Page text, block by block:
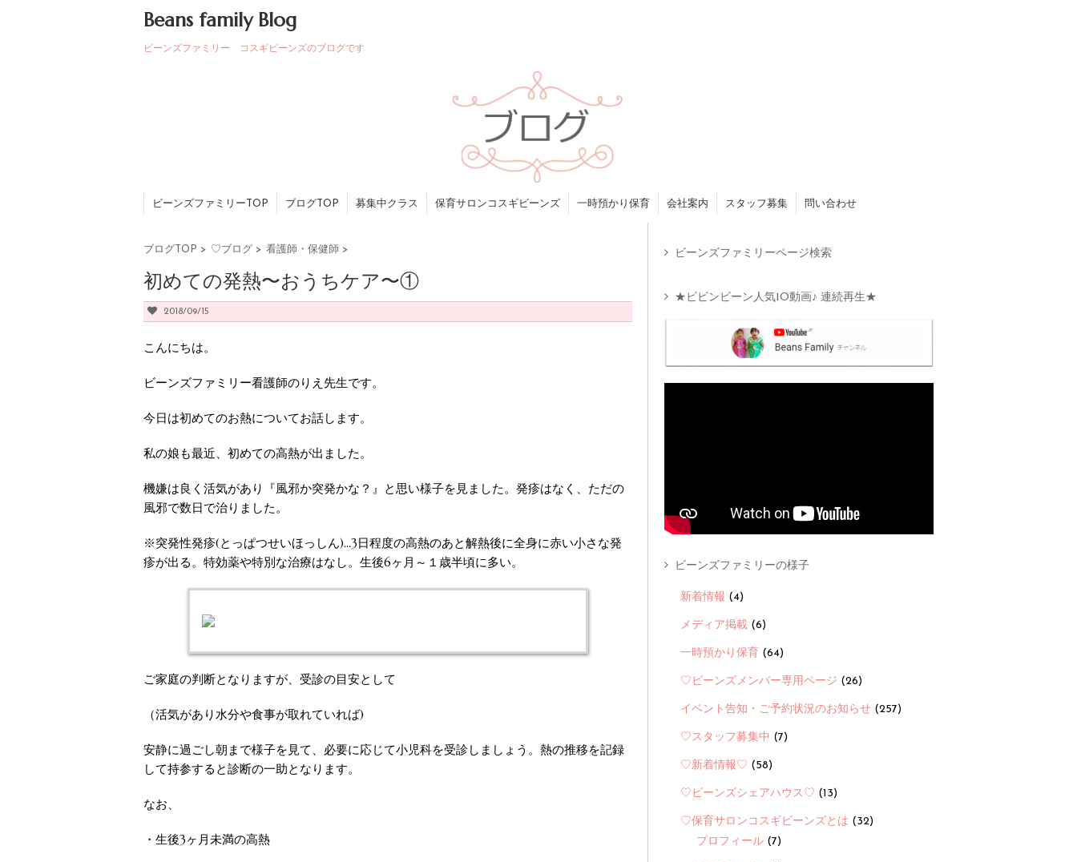
Beans family Blog
ビーンズファミリー コスギビーンズのブログです
ビーンズファミリーTOP ブログTOP 募集中クラス 保育サロンコスギビーンズ 一時預かり保育 会社案内 スタッフ募集 問い合わせ
ブログTOP > ♡ブログ > 看護師・保健師 >
初めての発熱〜おうちケア〜①
2018/09/15
こんにちは。
ビーンズファミリー看護師のりえ先生です。
今日は初めてのお熱についてお話します。
私の娘も最近、初めての高熱が出ました。
機嫌は良く活気があり『風邪か突発かな？』と思い様子を見ました。発疹はなく、ただの
風邪で数日で治りました。
※突発性発疹(とっぱつせいほっしん)…3日程度の高熱のあと解熱後に全身に赤い小さな発
疹が出る。特効薬や特別な治療はなし。生後6ヶ月～１歳半頃に多い。
ご家庭の判断となりますが、受診の目安として
（活気があり水分や食事が取れていれば)
安静に過ごし朝まで様子を見て、必要に応じて小児科を受診しましょう。熱の推移を記録
して持参すると診断の一助となります。
なお、
・生後3ヶ月未満の高熱
ビーンズファミリーページ検索
★ビビンビーン人気10動画♪ 連続再生★
ビーンズファミリーの様子
新着情報 (4)
メディア掲載 (6)
一時預かり保育 (64)
♡ビーンズメンバー専用ページ (26)
イベント告知・ご予約状況のお知らせ (257)
♡スタッフ募集中 (7)
♡新着情報♡ (58)
♡ビーンズシェアハウス♡ (13)
♡保育サロンコスギビーンズとは (32)
プロフィール (7)